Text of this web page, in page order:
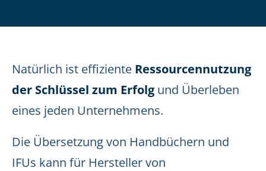
Natürlich ist effiziente Ressourcennutzung
der Schlüssel zum Erfolg und Überleben
eines jeden Unternehmens.
Die Übersetzung von Handbüchern und
IFUs kann für Hersteller von